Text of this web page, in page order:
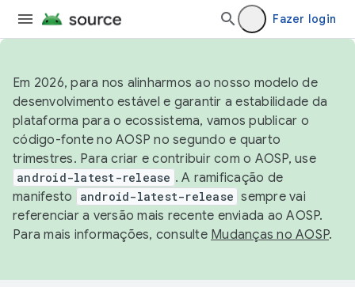
Fazer login
Em 2026, para nos alinharmos ao nosso modelo de
desenvolvimento estável e garantir a estabilidade da
plataforma para o ecossistema, vamos publicar o
código-fonte no AOSP no segundo e quarto
trimestres. Para criar e contribuir com o AOSP, use
android-latest-release . A ramificação de
manifesto
android-latest-release sempre vai
referenciar a versão mais recente enviada ao AOSP.
Para mais informações, consulte Mudanças no AOSP.